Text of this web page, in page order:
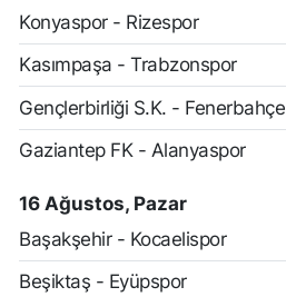
Konyaspor - Rizespor
Kasımpaşa - Trabzonspor
Gençlerbirliği S.K. - Fenerbahçe
Gaziantep FK - Alanyaspor
16 Ağustos, Pazar
Başakşehir - Kocaelispor
Beşiktaş - Eyüpspor